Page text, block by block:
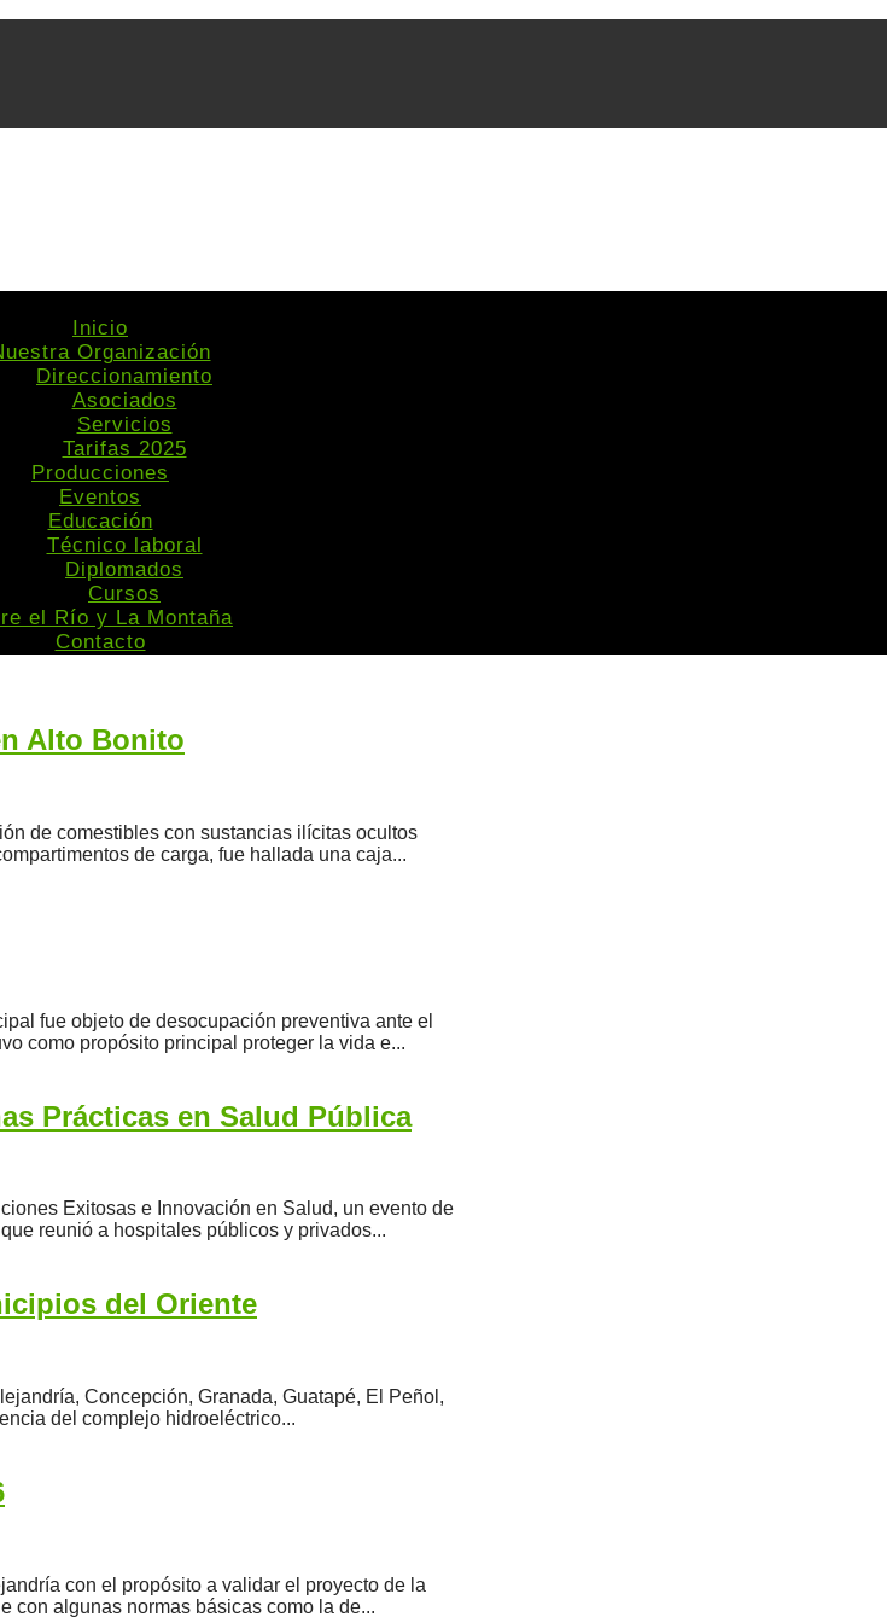
Inicio
Organización
Direccionamiento
Asociados
Servicios
Tarifas 2025
Producciones
Eventos
Educación
Técnico laboral
Diplomados
Cursos
el Río y La Montaña
Contacto
Alto Bonito
de comestibles con sustancias ilícitas ocultos
de carga, fue hallada una caja...
fue objeto de desocupación preventiva ante el
como propósito principal proteger la vida e...
Prácticas en Salud Pública
Exitosas e Innovación en Salud, un evento de
reunió a hospitales públicos y privados...
del Oriente
Concepción, Granada, Guatapé, El Peñol,
del complejo hidroeléctrico...
con el propósito a validar el proyecto de la
con algunas normas básicas como la de...